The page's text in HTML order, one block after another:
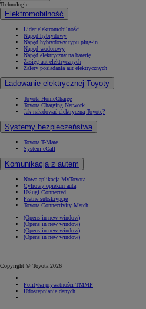
Technologie
Elektromobilność
Lider elektromobilności
Napęd hybrydowy
Napęd hybrydowy typu plug-in
Napęd wodorowy
Napęd elektryczny na baterię
Zasięg aut elektrycznych
Zalety posiadania aut elektrycznych
Ładowanie elektrycznej Toyoty
Toyota HomeCharge
Toyota Charging Network
Jak naładować elektryczną Toyotę?
Systemy bezpieczeństwa
Toyota T-Mate
System eCall
Komunikacja z autem
Nowa aplikacja MyToyota
Cyfrowy opiekun auta
Usługi Connected
Płatne subskrypcje
Toyota Connectivity Match
(Opens in new window)
(Opens in new window)
(Opens in new window)
(Opens in new window)
Copyright © Toyota 2026
Polityka prywatności TMMP
Udostępnianie danych